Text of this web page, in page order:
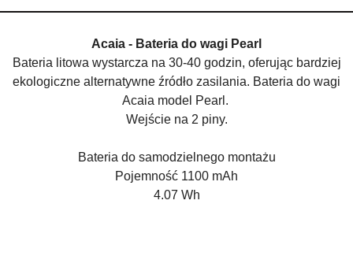
Acaia - Bateria do wagi Pearl
Bateria litowa wystarcza na 30-40 godzin, oferując bardziej
ekologiczne alternatywne źródło zasilania. Bateria do wagi
Acaia model Pearl.
Wejście na 2 piny.
Bateria do samodzielnego montażu
Pojemność 1100 mAh
4.07 Wh